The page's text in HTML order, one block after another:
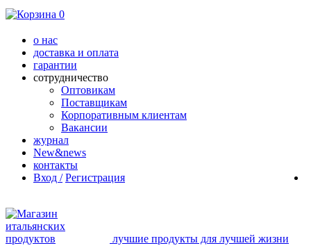
0
о нас
доставка и оплата
гарантии
сотрудничество
Оптовикам
Поставщикам
Корпоративным клиентам
Вакансии
журнал
New&news
контакты
Вход / Регистрация
лучшие продукты для лучшей жизни